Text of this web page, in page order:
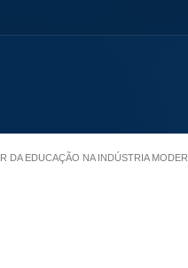
EDUCAÇÃO NA INDÚSTRIA